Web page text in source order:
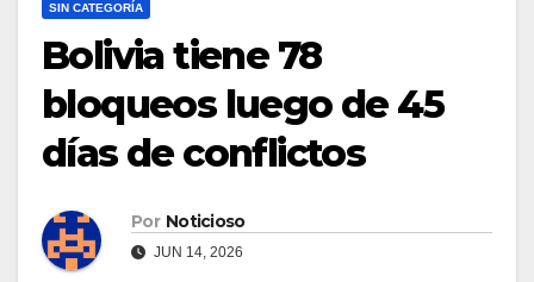
SIN CATEGORÍA
Bolivia tiene 78
bloqueos luego de 45
días de conflictos
Por Noticioso
JUN 14, 2026